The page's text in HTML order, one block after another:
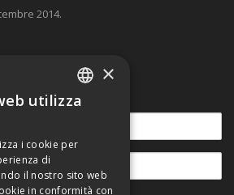
2014.
sulle novità. ITALIAN
×
utilizza
i cookie per
di
il nostro sito web
in conformità con